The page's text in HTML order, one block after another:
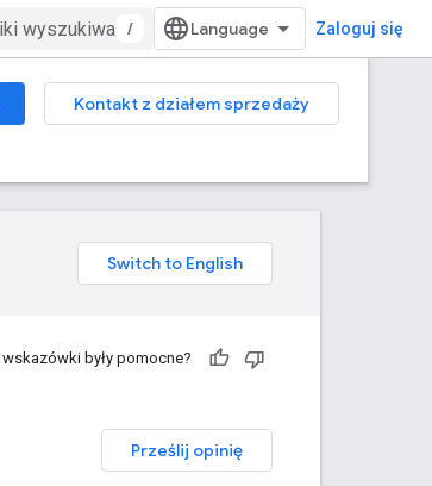
/ Zaloguj się
Kontakt z działem sprzedaży
wskazówki były pomocne?
Prześlij opinię